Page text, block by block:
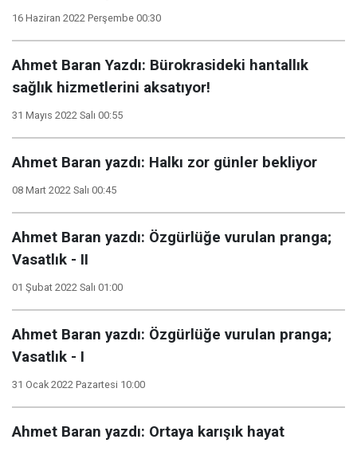
16 Haziran 2022 Perşembe 00:30
Ahmet Baran Yazdı: Bürokrasideki hantallık
sağlık hizmetlerini aksatıyor!
31 Mayıs 2022 Salı 00:55
Ahmet Baran yazdı: Halkı zor günler bekliyor
08 Mart 2022 Salı 00:45
Ahmet Baran yazdı: Özgürlüğe vurulan pranga;
Vasatlık - II
01 Şubat 2022 Salı 01:00
Ahmet Baran yazdı: Özgürlüğe vurulan pranga;
Vasatlık - I
31 Ocak 2022 Pazartesi 10:00
Ahmet Baran yazdı: Ortaya karışık hayat